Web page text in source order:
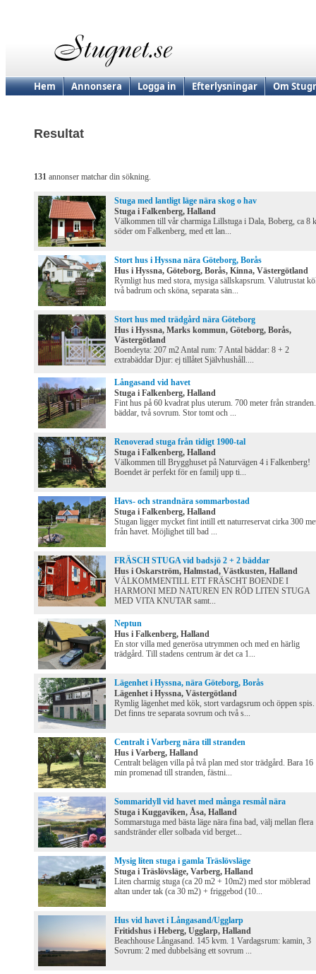
Hem Annonsera Logga in Efterlysningar Om
Resultat
131 annonser matchar din sökning.
Stuga med lantligt läge nära skog o hav
Stuga i Falkenberg, Halland
Välkommen till vår charmiga Lillstuga i Dala, Boberg, ca 8
söder om Falkenberg, med ett lan...
Stort hus i Hyssna nära Göteborg, Borås
Hus i Hyssna, Göteborg, Borås, Kinna, Västergötland
Rymligt hus med stora, mysiga sällskapsrum. Välutrustat
två badrum och sköna, separata sän...
Stort hus med trädgård nära Göteborg
Hus i Hyssna, Marks kommun, Göteborg, Borås,
Västergötland
Boendeyta: 207 m2 Antal rum: 7 Antal bäddar: 8 + 2
extrabäddar Djur: ej tillåtet Självhushåll....
Långasand vid havet
Stuga i Falkenberg, Halland
Fint hus på 60 kvadrat plus uterum. 700 meter från
bäddar, två sovrum. Stor tomt och ...
Renoverad stuga från tidigt 1900-tal
Stuga i Falkenberg, Halland
Välkommen till Brygghuset på Naturvägen 4 i Falkenberg!
Boendet är perfekt för en familj upp ti...
Havs- och strandnära sommarbostad
Stuga i Falkenberg, Halland
Stugan ligger mycket fint intill ett naturreservat cirka 300
från havet. Möjlighet till bad ...
FRÄSCH STUGA vid badsjö 2 + 2 bäddar
Hus i Oskarström, Halmstad, Västkusten, Halland
VÄLKOMMENTILL ETT FRÄSCHT BOENDE I
HARMONI MED NATUREN EN RÖD LITEN STUGA
MED VITA KNUTAR samt...
Neptun
Hus i Falkenberg, Halland
En stor villa med generösa utrymmen och med en härlig
trädgård. Till stadens centrum är det ca 1...
Lägenhet i Hyssna, nära Göteborg, Borås
Lägenhet i Hyssna, Västergötland
Rymlig lägenhet med kök, stort vardagsrum och öppen spis.
Det finns tre separata sovrum och två s...
Centralt i Varberg nära till stranden
Hus i Varberg, Halland
Centralt belägen villa på två plan med stor trädgård. Bara 16
min promenad till stranden, fästni...
Sommaridyll vid havet med många resmål nära
Stuga i Kuggaviken, Åsa, Halland
Sommarstuga med bästa läge nära fina bad, välj mellan flera
sandstränder eller solbada vid berget...
Mysig liten stuga i gamla Träslövsläge
Stuga i Träslövsläge, Varberg, Halland
Liten charmig stuga (ca 20 m2 + 10m2) med stor möblerad
altan under tak (ca 30 m2) + friggebod (10...
Hus vid havet i Långasand/Ugglarp
Fritidshus i Heberg, Ugglarp, Halland
Beachhouse Långasand. 145 kvm. 1 Vardagsrum: kamin, 3
Sovrum: 2 med dubbelsäng ett sovrum ...